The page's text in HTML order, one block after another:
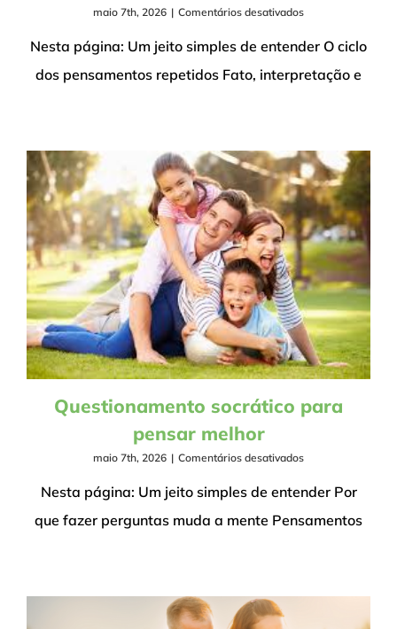
maio 7th, 2026 | Comentários desativadosem
sair
pensamentos
Nesta página: Um jeito simples de entender O ciclo
dos pensamentos repetidos Fato, interpretação e
Questionamento socrático para
pensar melhor
maio 7th, 2026 | Comentários desativadosem
socrático
pensar
Nesta página: Um jeito simples de entender Por
que fazer perguntas muda a mente Pensamentos